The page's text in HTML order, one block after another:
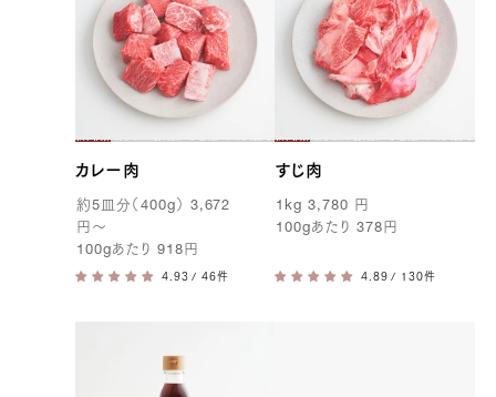
カレー肉
約5 皿分（ 400g ） 3,672
円 〜
100gあたり 918 円
/ 46件
すじ肉
1kg 3,780 円
100gあたり378 円
/ 130件